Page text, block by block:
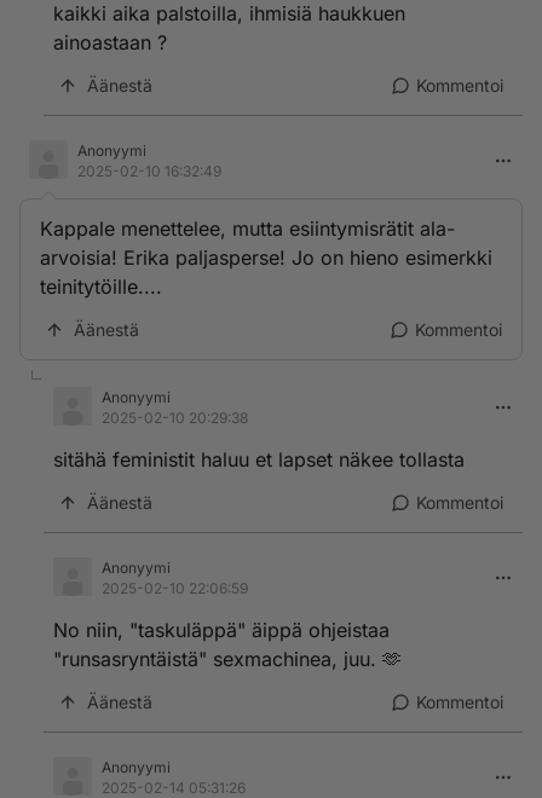
kaikki aika palstoilla, ihmisiä haukkuen
ainoastaan ?
Äänestä Kommentoi
Anonyymi
2025-02-10 16:32:49
Kappale menettelee, mutta esiintymisrätit ala-
arvoisia! Erika paljasperse! Jo on hieno esimerkki
teinitytöille....
Äänestä Kommentoi
Anonyymi
2025-02-10 20:29:38
sitähä feministit haluu et lapset näkee tollasta
Äänestä Kommentoi
Anonyymi
2025-02-10 22:06:59
No niin, "taskuläppä" äippä ohjeistaa
"runsasryntäistä" sexmachinea, juu. 🫶
Äänestä Kommentoi
Anonyymi
2025-02-14 05:31:26